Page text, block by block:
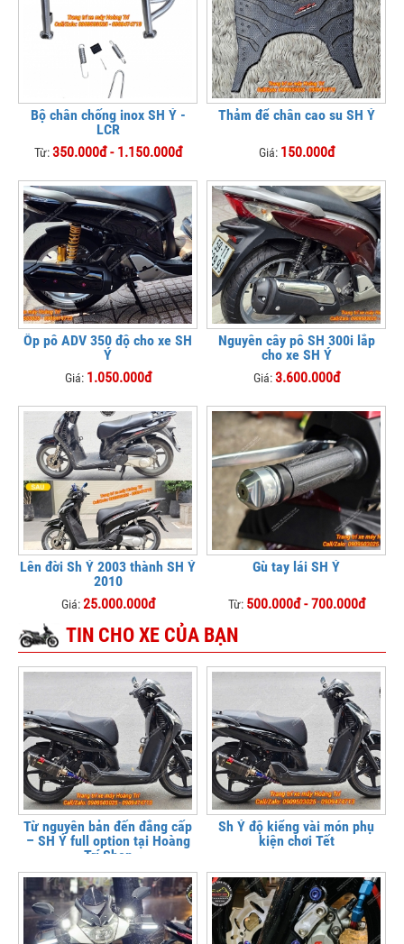
Bộ chân chống inox SH Ý -
LCR
Từ:350.000đ - 1.150.000đ
Thảm để chân cao su SH Ý
Giá: 150.000đ
Ốp pô ADV 350 độ cho xe SH
Ý
Giá: 1.050.000đ
Nguyên cây pô SH 300i lắp
cho xe SH Ý
Giá:3.600.000đ
Lên đời Sh Ý 2003 thành SH Ý
2010
Giá:25.000.000đ
Gù tay lái SH Ý
Từ: 500.000đ - 700.000đ
TIN CHO XE CỦA BẠN
Từ nguyên bản đến đẳng cấp
– SH Ý full option tại Hoàng
Trí Shop
Sh Ý độ kiểng vài món phụ
kiện chơi Tết